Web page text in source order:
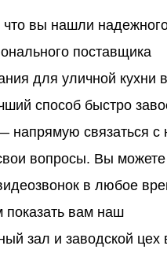
вы нашли
поставщика
для уличной кухни в
способ быстро
напрямую связаться с
вопросы. Вы можете
в любое
вам наш
зал и заводской цех